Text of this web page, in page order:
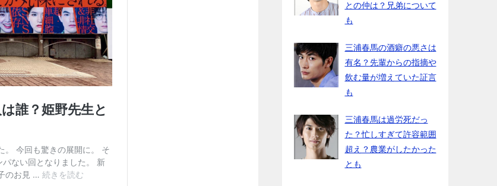
との仲は？兄弟について
も
三浦春馬の酒癖の悪さは
有名？先輩からの指摘や
飲む量が増えていた証言
も
三浦春馬は過労死だっ
た？忙しすぎて許容範囲
超え？農業がしたかった
とも